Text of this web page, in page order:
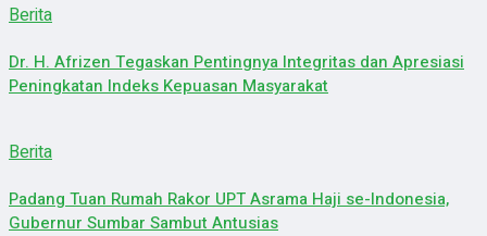
Berita
Dr. H. Afrizen Tegaskan Pentingnya Integritas dan Apresiasi
Peningkatan Indeks Kepuasan Masyarakat
Berita
Padang Tuan Rumah Rakor UPT Asrama Haji se-Indonesia,
Gubernur Sumbar Sambut Antusias